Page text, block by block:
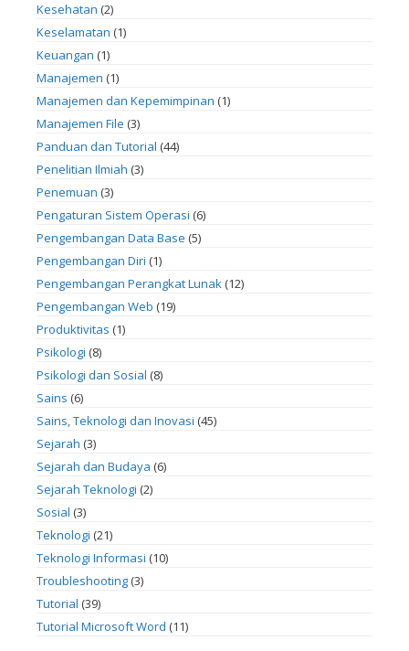
Kesehatan (2)
Keselamatan (1)
Keuangan (1)
Manajemen (1)
Manajemen dan Kepemimpinan (1)
Manajemen File (3)
Panduan dan Tutorial (44)
Penelitian Ilmiah (3)
Penemuan (3)
Pengaturan Sistem Operasi (6)
Pengembangan Data Base (5)
Pengembangan Diri (1)
Pengembangan Perangkat Lunak (12)
Pengembangan Web (19)
Produktivitas (1)
Psikologi (8)
Psikologi dan Sosial (8)
Sains (6)
Sains, Teknologi dan Inovasi (45)
Sejarah (3)
Sejarah dan Budaya (6)
Sejarah Teknologi (2)
Sosial (3)
Teknologi (21)
Teknologi Informasi (10)
Troubleshooting (3)
Tutorial (39)
Tutorial Microsoft Word (11)